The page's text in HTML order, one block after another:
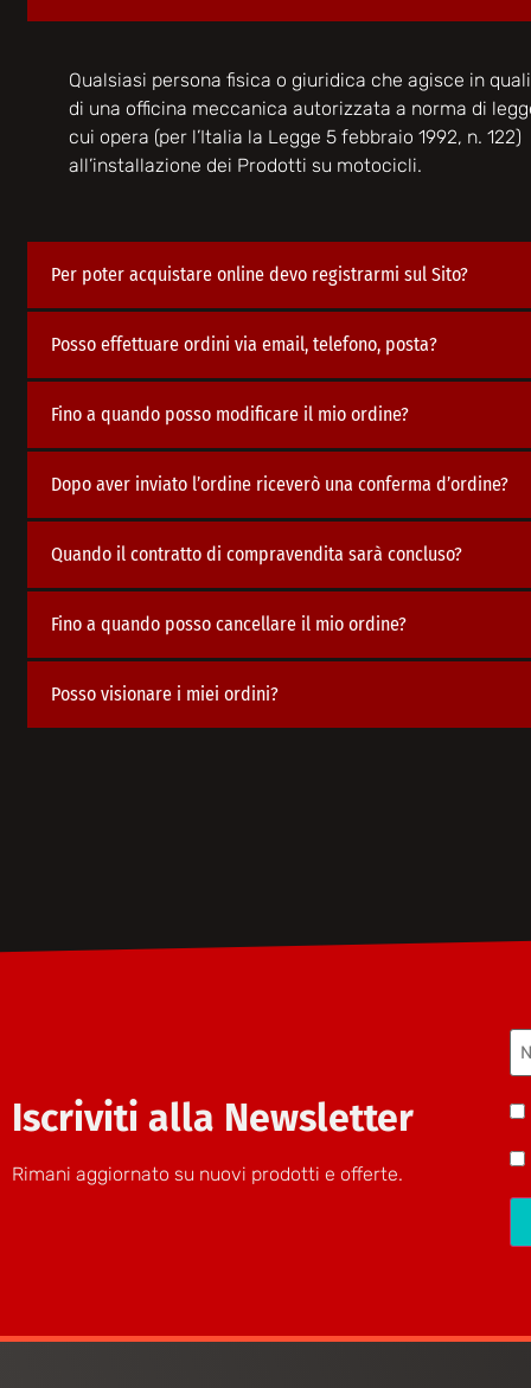
Qualsiasi persona fisica o giuridica che agisce in
di una officina meccanica autorizzata a norma di
cui opera (per l’Italia la Legge 5 febbraio 1992, n. 122)
all’installazione dei Prodotti su motocicli.
Per poter acquistare online devo registrarmi sul Sito?
Posso effettuare ordini via email, telefono, posta?
Fino a quando posso modificare il mio ordine?
Dopo aver inviato l’ordine riceverò una conferma d’ordine?
Quando il contratto di compravendita sarà concluso?
Fino a quando posso cancellare il mio ordine?
Posso visionare i miei ordini?
Iscriviti alla Newsletter
Rimani aggiornato su nuovi prodotti e offerte.